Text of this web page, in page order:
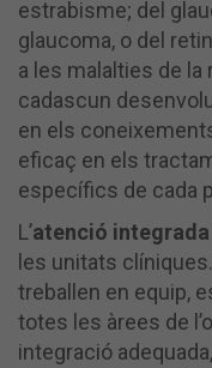
estrabisme; del
glaucoma, o del
a les malalties de la
cadascun
en els
eficaç en els
específics de cada
L’atenció integrada
les unitats
treballen en equip,
totes les àrees de
integració